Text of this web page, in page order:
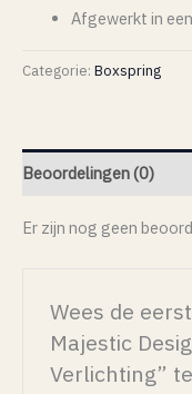
Afgewerkt in een
Categorie: Boxspring
Beoordelingen (0)
Er zijn nog geen
Wees de
Majestic
Verlichting”